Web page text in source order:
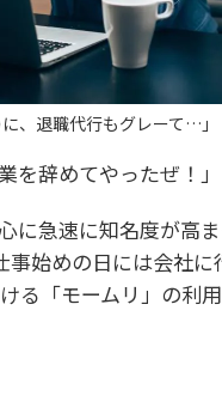
に、退職代行もグレーて…
を辞めてやったぜ！」
に急速に知名度が高
始めの日には会社
る「モームリ」の利